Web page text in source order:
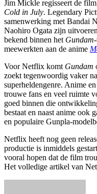
Jim Mickle regisseert de
Cold in July. Legendary
samenwerking met Bandai
Naohiro Ogata zijn
bekend binnen het Gundam
meewerkten aan de anime
Voor Netflix komt Gundam
zoekt tegenwoordig vaker
superheldengenre. Anime
trouwe fans en veel ruimte
goed binnen die
bestaat en naast anime ook
en populaire Gunpla-
Netflix heeft nog geen
productie is inmiddels
vooral hopen dat de film
Het volledige artikel van